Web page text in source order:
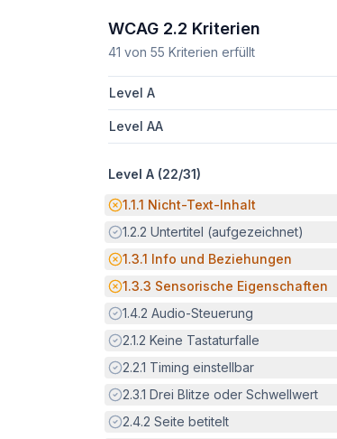
WCAG 2.2 Kriterien
41 von 55 Kriterien erfüllt
Level A
Level AA
Level A (22/31)
Potenzielle Barriere:
1.1.1 Nicht-Text-Inhalt
Erfüllt:
1.2.2 Untertitel (aufgezeichnet)
Potenzielle Barriere:
1.3.1 Info und Beziehungen
Potenzielle Barriere:
1.3.3 Sensorische Eigenschaften
Erfüllt:
1.4.2 Audio-Steuerung
Erfüllt:
2.1.2 Keine Tastaturfalle
Erfüllt:
2.2.1 Timing einstellbar
Erfüllt:
2.3.1 Drei Blitze oder Schwellwert
Erfüllt:
2.4.2 Seite betitelt